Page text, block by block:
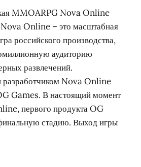
MMOARPG Nova Online
Online – это масштабная
российского производства,
аудиторию
развлечений.
разработчиком Nova Online
Games. В настоящий момент
первого продукта OG
стадию. Выход игры